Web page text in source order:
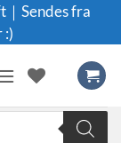
Sendes fra
:)